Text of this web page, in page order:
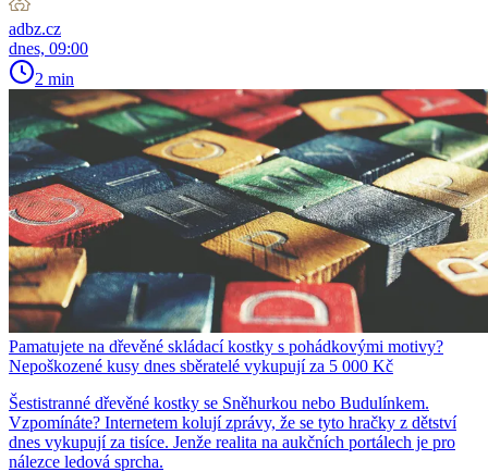
adbz.cz
dnes, 09:00
2 min
Pamatujete na dřevěné skládací kostky s pohádkovými motivy?
Nepoškozené kusy dnes sběratelé vykupují za 5 000 Kč
Šestistranné dřevěné kostky se Sněhurkou nebo Budulínkem.
Vzpomínáte? Internetem kolují zprávy, že se tyto hračky z dětství
dnes vykupují za tisíce. Jenže realita na aukčních portálech je pro
nálezce ledová sprcha.